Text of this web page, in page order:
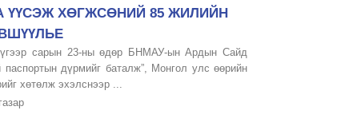
ҮҮСЭЖ ХӨГЖСӨНИЙ 85 ЖИЛИЙН
сарын 23-ны өдөр БНМАУ-ын Ардын Сайд
паспортын дүрмийг баталж”, Монгол улс өөрийн
хөтөлж эхэлснээр ...